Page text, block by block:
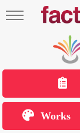
Works